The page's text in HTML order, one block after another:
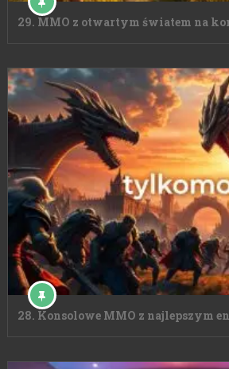
29. MMO z otwartym światem na
28. Konsolowe MMO z najlepszym